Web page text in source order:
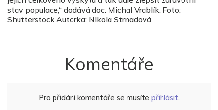
stav populace,“ dodává doc. Michal Vrablík. Foto:
Shutterstock Autorka: Nikola Strnadová
Komentáře
Pro přidání komentáře se musíte přihlásit.